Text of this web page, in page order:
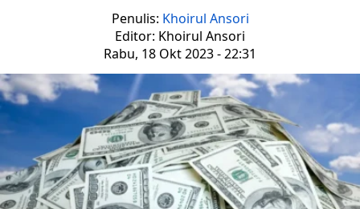
Penulis: Khoirul Ansori
Editor: Khoirul Ansori
Rabu, 18 Okt 2023 - 22:31